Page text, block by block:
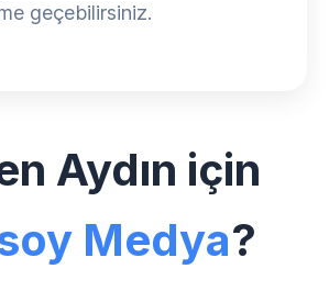
geçebilirsiniz.
Aydın için
Medya?